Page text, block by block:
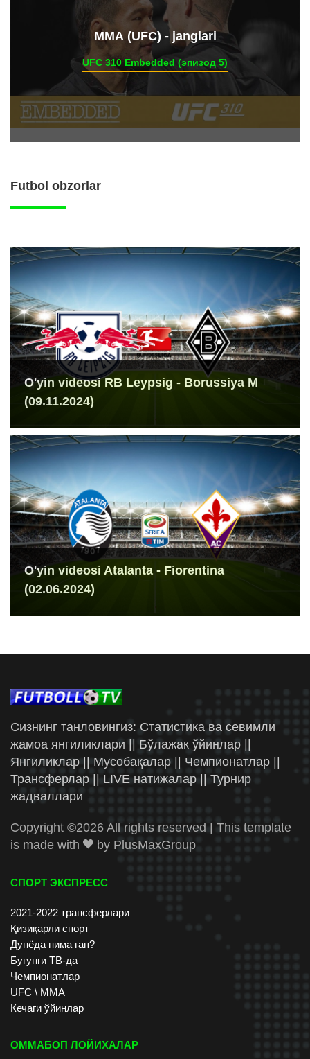
ММА (UFC) - janglari
UFC 310 Embedded (эпизод 5)
Futbol obzorlar
O'yin videosi RB Leypsig - Borussiya M
(09.11.2024)
O'yin videosi Atalanta - Fiorentina
(02.06.2024)
Сизнинг танловингиз: Статистика ва севимли
жамоа янгиликлари || Бўлажак ўйинлар ||
Янгиликлар || Мусобақалар || Чемпионатлар ||
Трансферлар || LIVE натижалар || Турнир
жадваллари
Copyright ©2026 All rights reserved | This template
is made with
by PlusMaxGroup
СПОРТ ЭКСПРЕСС
2021-2022 трансферлари
Қизиқарли спорт
Дунёда нима гап?
Бугунги ТВ-да
Чемпионатлар
UFC \ ММА
Кечаги ўйинлар
ОММАБОП ЛОЙИХАЛАР